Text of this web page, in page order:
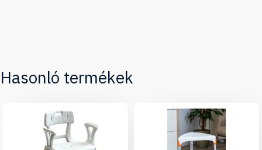
Hasonló termékek